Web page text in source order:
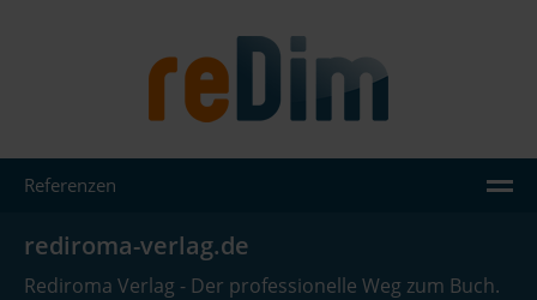
Referenzen
AGENTUR
LEISTUNGEN
rediroma-verlag.de
Rediroma Verlag - Der professionelle Weg zum Buch.